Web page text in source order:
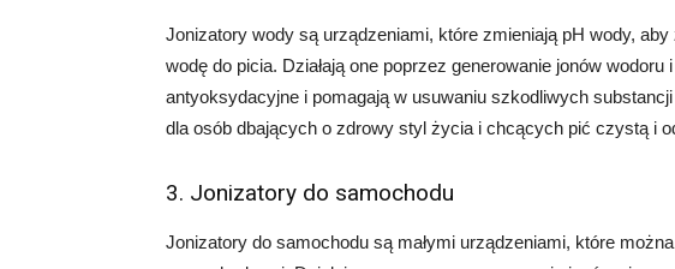
Jonizatory wody są urządzeniami, które zmieniają pH wody,
wodę do picia. Działają one poprzez generowanie jonów wodoru
antyoksydacyjne i pomagają w usuwaniu szkodliwych
dla osób dbających o zdrowy styl życia i chcących pić czystą i
3. Jonizatory do samochodu
Jonizatory do samochodu są małymi urządzeniami, które